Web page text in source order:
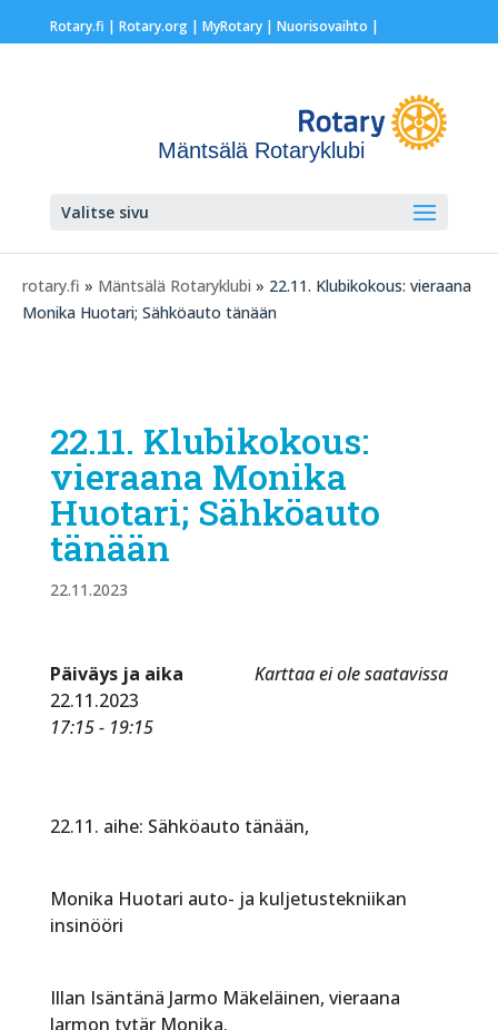
Rotary.fi | Rotary.org| MyRotary | Nuorisovaihto |
Mäntsälä Rotaryklubi
Valitse sivu
rotary.fi » Mäntsälä Rotaryklubi » 22.11. Klubikokous: vieraana
Monika Huotari; Sähköauto tänään
22.11. Klubikokous:
vieraana Monika
Huotari; Sähköauto
tänään
22.11.2023
Karttaa ei ole saatavissa
Päiväys ja aika
22.11.2023
17:15 - 19:15
22.11. aihe: Sähköauto tänään,
Monika Huotari auto- ja kuljetustekniikan
insinööri
Illan Isäntänä Jarmo Mäkeläinen, vieraana
Jarmon tytär Monika.